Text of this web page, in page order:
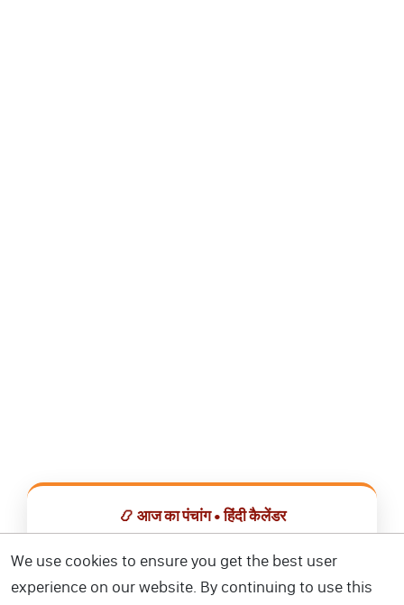
📿 आज का पंचांग • हिंदी कैलेंडर
📅 हिंदी कैलेंडर ऐप डाउनलोड करें
We use cookies to ensure you get the best user
experience on our website. By continuing to use this